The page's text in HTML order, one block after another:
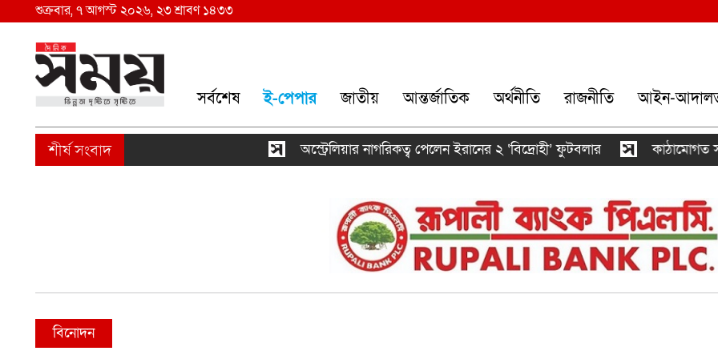
শুক্রবার, ৭ আগস্ট ২০২৬, ২৩ শ্রাবণ ১৪৩৩
সর্বশেষ ই-পেপার জাতীয় আন্তর্জাতিক অর্থনীতি রাজনীতি আইন-
অস্ট্রেলিয়ার নাগরিকত্ব পেলেন ইরানের ২ ‘বিদ্রোহী’ ফুটবলার কাঠামোগত
বিনোদন